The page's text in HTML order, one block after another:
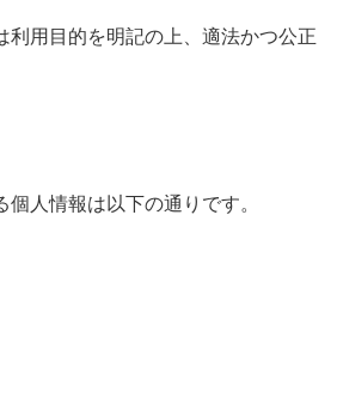
利用目的を明記の上、適法かつ公正
人情報は以下の通りです。